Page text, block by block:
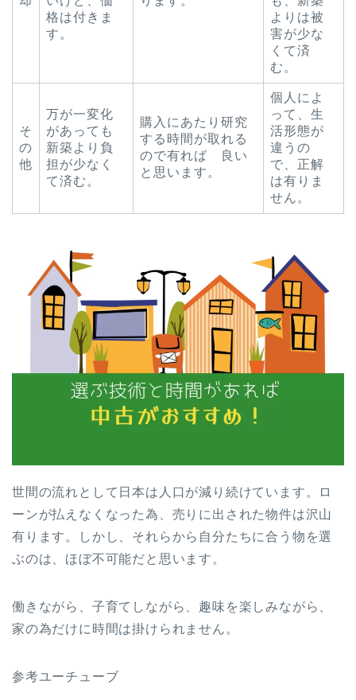
格は付きま
す。
よりは被
害が少な
くて済
む。
そ
の
他
万が一変化
があっても
新築より負
担が少なく
て済む。
購入にあたり研究
する時間が取れる
ので有れば 良い
と思います。
個人によ
って、生
活形態が
違うの
で、正解
は有りま
せん。
世間の流れとして日本は人口が減り続けています。ロ
ーンが払えなくなった為、売りに出された物件は沢山
有ります。しかし、それらから自分たちに合う物を選
ぶのは、ほぼ不可能だと思います。
働きながら、子育てしながら、趣味を楽しみながら、
家の為だけに時間は掛けられません。
参考ユーチューブ